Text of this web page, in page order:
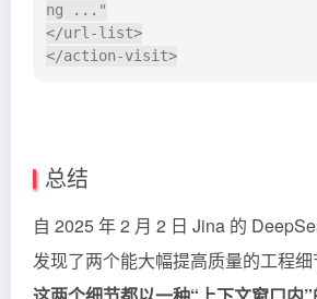
ng ..."
</url-list>
总结
自 2025 年 2 月 2 日 Jina 的
发现了两个能大幅提高质量的工程细